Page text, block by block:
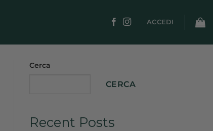
ACCEDI
Cerca
CERCA
Recent Posts